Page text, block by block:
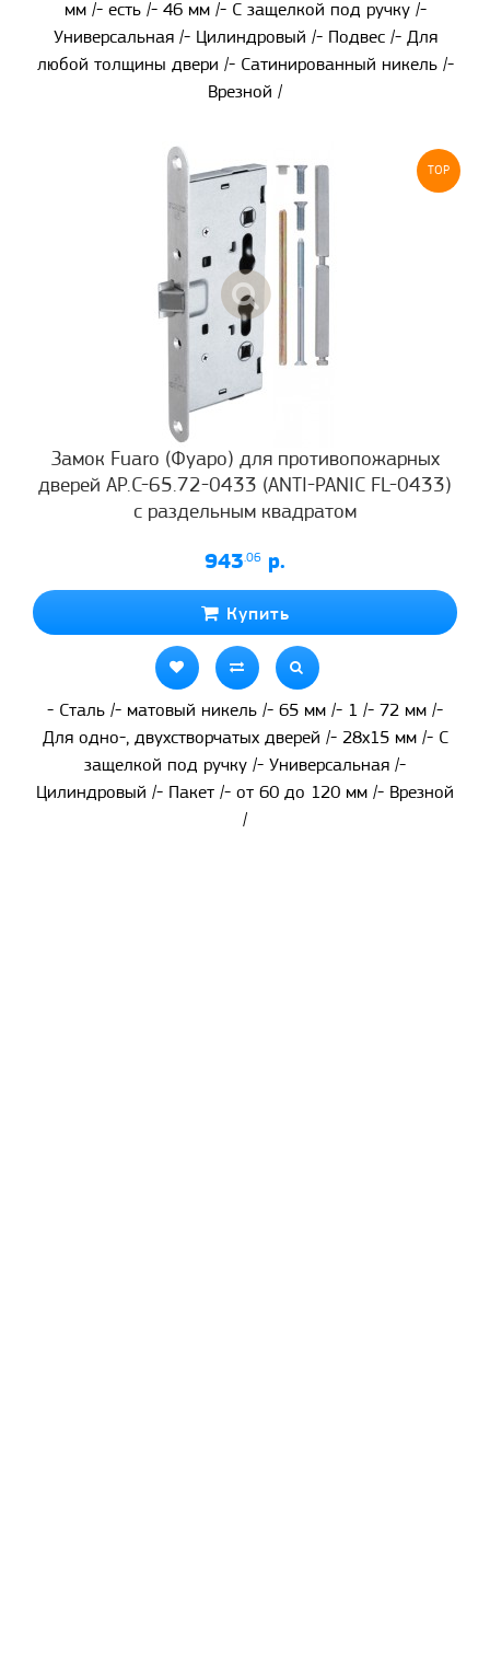
мм /- есть /- 46 мм /- С защелкой под ручку /-
Универсальная /- Цилиндровый /- Подвес /- Для
любой толщины двери /- Сатинированный никель /-
Врезной /
TOP
Замок Fuaro (Фуаро) для противопожарных
дверей AP.C-65.72-0433 (ANTI-PANIC FL-0433)
с раздельным квадратом
943.06 р.
Купить
- Сталь /- матовый никель /- 65 мм /- 1 /- 72 мм /-
Для одно-, двухстворчатых дверей /- 28x15 мм /- С
защелкой под ручку /- Универсальная /-
Цилиндровый /- Пакет /- от 60 до 120 мм /- Врезной
/